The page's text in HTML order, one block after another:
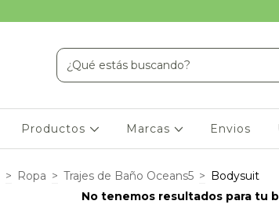
Productos Marcas Envios
> Ropa > Trajes de Baño Oceans5 > Bodysuit
No tenemos resultados para tu